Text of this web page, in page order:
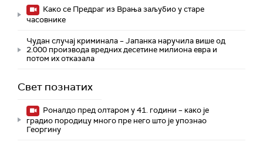
Како се Предраг из Врања заљубио у старе
часовнике
Чудан случај криминала – Јапанка наручила више од
2.000 производа вредних десетине милиона евра и
потом их отказала
Свет познатих
Роналдо пред олтаром у 41. години – како је
градио породицу много пре него што је упознао
Георгину